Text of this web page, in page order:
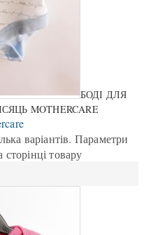
БОДІ ДЛЯ
MOTHERCARE
варіантів. Параметри
товару